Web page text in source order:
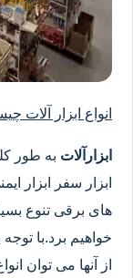
انواع ابزار آلات
ابزارآلات به طور
ابزار سفر ابزار
های برقی تنوع
خواهیم برد.با
از آنها می توان